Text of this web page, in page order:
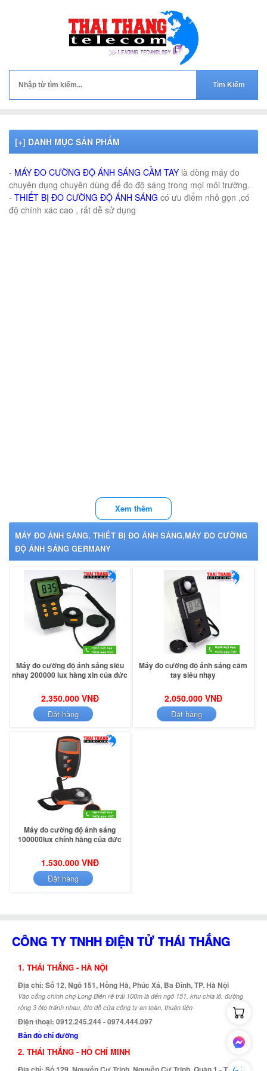
[+] DANH MỤC SẢN PHẨM
- MÁY ĐO CƯỜNG ĐỘ ÁNH SÁNG CẦM TAY là dòng máy đo
chuyên dụng chuyên dùng để đo độ sáng trong mọi môi trường.
- THIẾT BỊ ĐO CƯỜNG ĐỘ ÁNH SÁNG có ưu điểm nhỏ gọn ,có
độ chính xác cao , rất dễ sử dụng
Xem thêm
MÁY ĐO ÁNH SÁNG, THIẾT BỊ ĐO ÁNH SÁNG,MÁY ĐO CƯỜNG
ĐỘ ÁNH SÁNG GERMANY
Máy đo cường độ ánh sáng siêu
nhay 200000 lux hàng xin của đức
2.350.000 VNĐ
Đặt hàng
Máy đo cường độ ánh sáng cầm
tay siêu nhạy
2.050.000 VNĐ
Đặt hàng
Máy đo cường độ ánh sáng
100000lux chính hãng của đức
1.530.000 VNĐ
Đặt hàng
CÔNG TY TNHH ĐIỆN TỬ THÁI THẮNG
1. THÁI THẮNG - HÀ NỘI
Địa chỉ: Số 12, Ngõ 151, Hồng Hà, Phúc Xá, Ba Đình, TP. Hà Nội
Vào cổng chính chợ Long Biên rẽ trái 100m là đến ngõ 151, khu chia lô, đường
rộng 3 ôto tránh nhau, ôto đỗ cửa công ty an toàn, thuận tiện
Điện thoại: 0912.245.244 - 0974.444.097
Bản đồ chỉ đường
2. THÁI THẮNG - HỒ CHÍ MINH